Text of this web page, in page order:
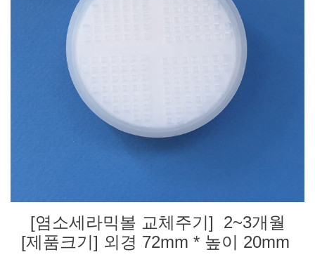
[염소세라믹볼 교체주기] 2~3개월
[제품크기] 외경 72mm * 높이 20mm